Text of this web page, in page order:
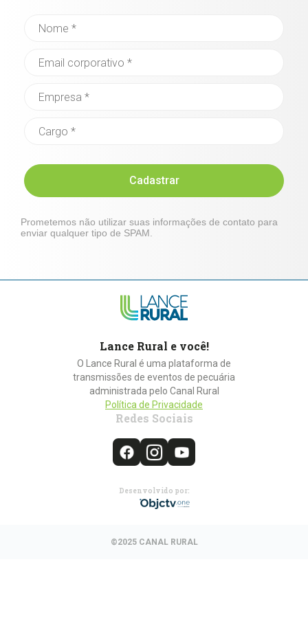
Cadastrar
Prometemos não utilizar suas informações de contato para
enviar qualquer tipo de SPAM.
Lance Rural e você!
O Lance Rural é uma plataforma de
transmissões de eventos de pecuária
administrada pelo Canal Rural
Política de Privacidade
Redes Sociais
Desenvolvido por:
©2025 CANAL RURAL